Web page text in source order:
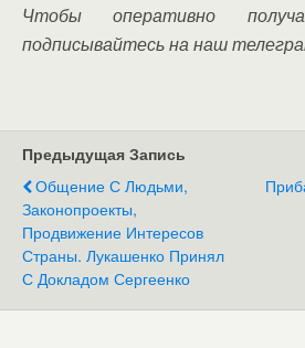
Чтобы оперативно
подписывайтесь на наш
Предыдущая Запись
Общение С Людьми,
Законопроекты,
Продвижение Интересов
Страны. Лукашенко Принял
С Докладом Сергеенко